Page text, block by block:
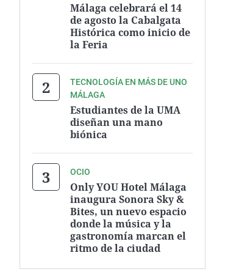
ASOCIACIÓN ZEGRÍ
Málaga celebrará el 14
de agosto la Cabalgata
Histórica como inicio de
la Feria
TECNOLOGÍA EN MÁS DE UNO
MÁLAGA
Estudiantes de la UMA
diseñan una mano
biónica
OCIO
Only YOU Hotel Málaga
inaugura Sonora Sky &
Bites, un nuevo espacio
donde la música y la
gastronomía marcan el
ritmo de la ciudad